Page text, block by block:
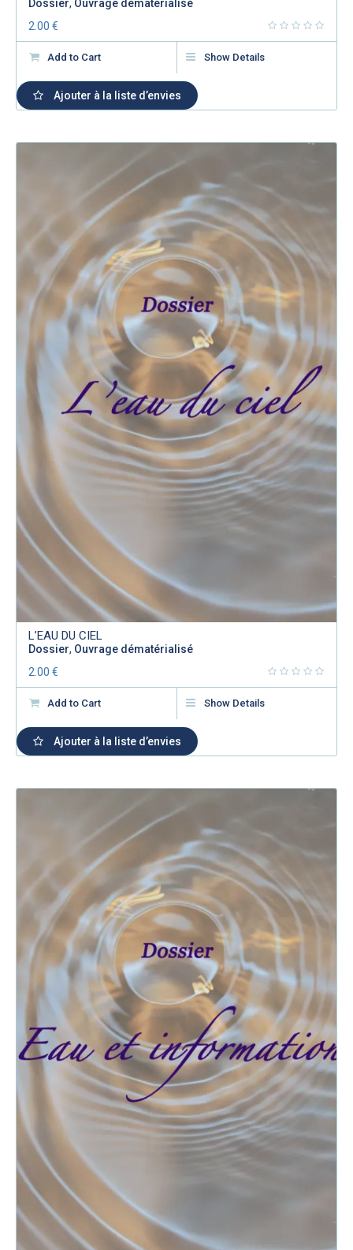
Dossier, Ouvrage dématérialisé
2.00€
Add to Cart Show Details
Ajouter à la liste d’envies
L’EAU DU CIEL
Dossier, Ouvrage dématérialisé
2.00€
Add to Cart Show Details
Ajouter à la liste d’envies